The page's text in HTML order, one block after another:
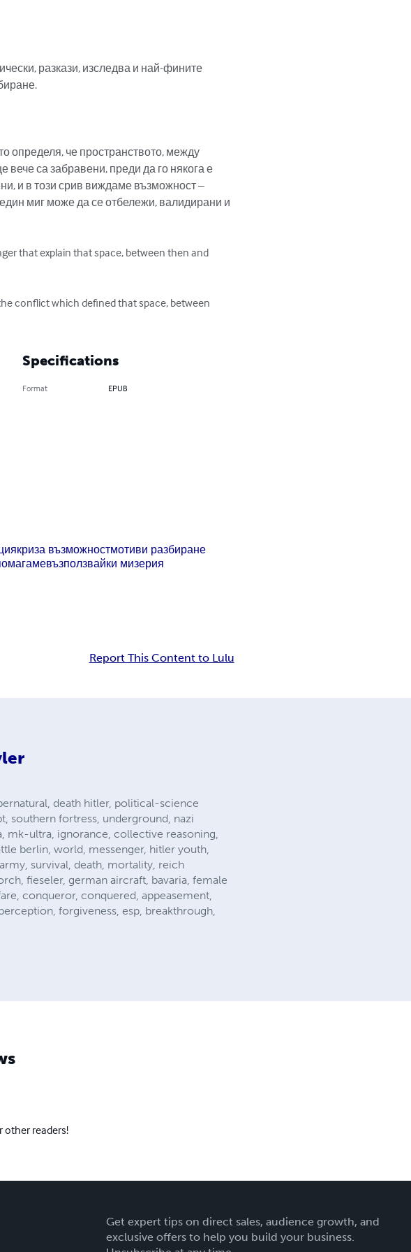
разкази, изследва и най-фините
определя, че пространството, между
са забравени, преди да го някога е
и в този срив виждаме възможност –
миг може да се отбележи, валидирани и
that explain that space, between then and
conflict which defined that space, between
Specifications
Format EPUB
криза възможностмотиви разбиране
възползвайки мизерия
Report This Content to Lulu
death hitler, political-science
southern fortress, underground, nazi
mk-ultra, ignorance, collective reasoning,
berlin, world, messenger, hitler youth,
survival, death, mortality, reich
fieseler, german aircraft, bavaria, female
conqueror, conquered, appeasement,
forgiveness, esp, breakthrough,
other readers!
Get expert tips on direct sales, audience growth, and
exclusive offers to help you build your business.